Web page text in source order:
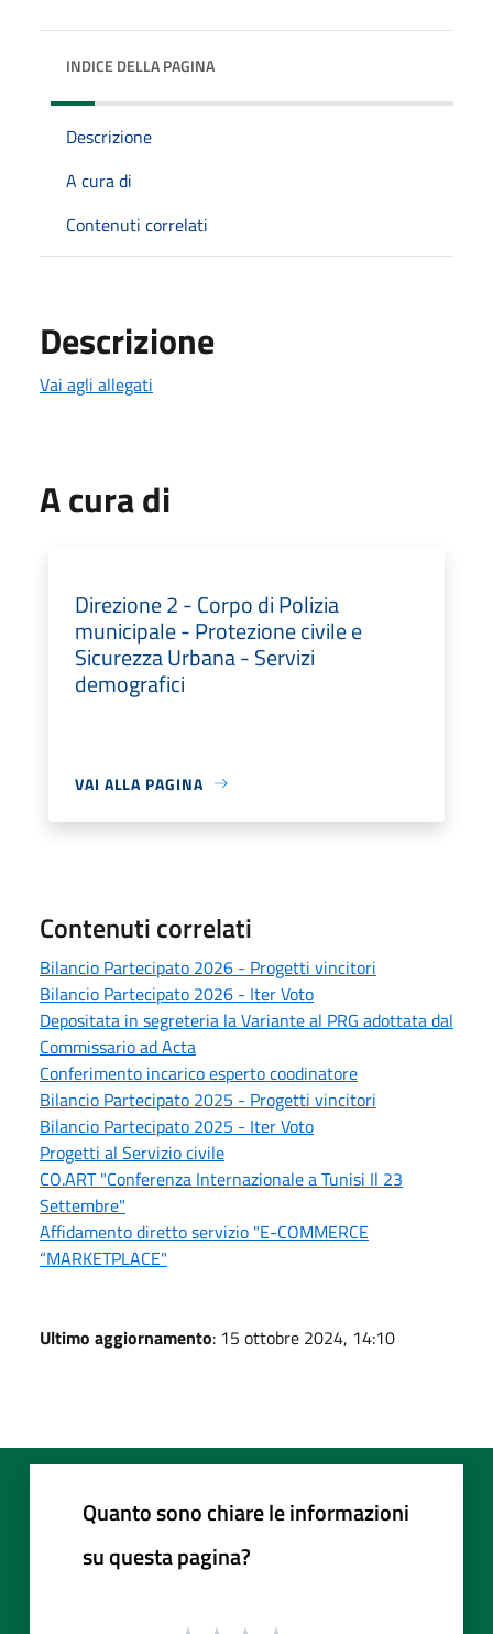
INDICE DELLA PAGINA
Descrizione
A cura di
Contenuti correlati
Descrizione
Vai agli allegati
A cura di
Direzione 2 - Corpo di Polizia
municipale - Protezione civile e
Sicurezza Urbana - Servizi
demografici
VAI ALLA PAGINA
Contenuti correlati
Bilancio Partecipato 2026 - Progetti vincitori
Bilancio Partecipato 2026 - Iter Voto
Depositata in segreteria la Variante al PRG adottata dal
Commissario ad Acta
Conferimento incarico esperto coodinatore
Bilancio Partecipato 2025 - Progetti vincitori
Bilancio Partecipato 2025 - Iter Voto
Progetti al Servizio civile
CO.ART "Conferenza Internazionale a Tunisi Il 23
Settembre"
Affidamento diretto servizio "E-COMMERCE
“MARKETPLACE"
Ultimo aggiornamento: 15 ottobre 2024, 14:10
Quanto sono chiare le informazioni
su questa pagina?